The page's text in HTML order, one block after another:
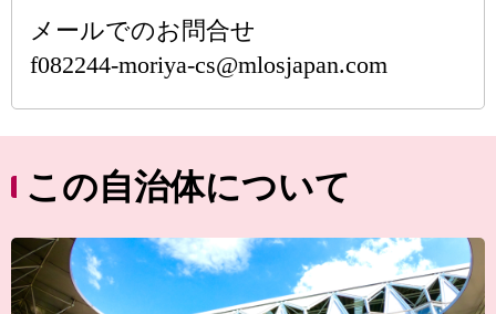
メールでのお問合せ
f082244-moriya-cs@mlosjapan.com
この自治体について